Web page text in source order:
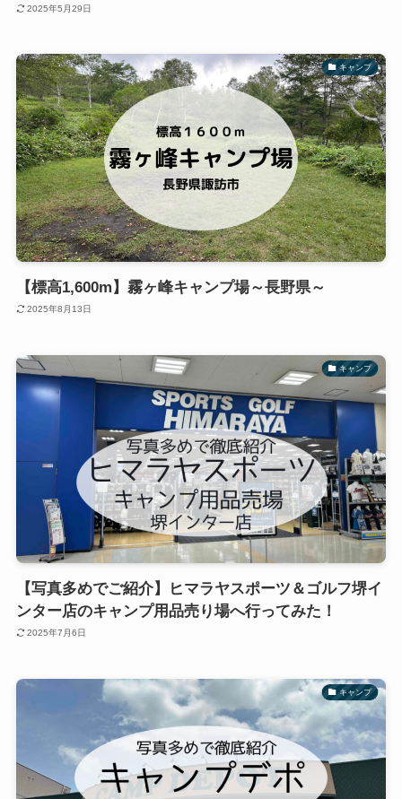
2025年5月29日
キャンプ
【標高1,600m】霧ヶ峰キャンプ場～長野県～
2025年8月13日
キャンプ
【写真多めでご紹介】ヒマラヤスポーツ＆ゴルフ堺イ
ンター店のキャンプ用品売り場へ行ってみた！
2025年7月6日
キャンプ